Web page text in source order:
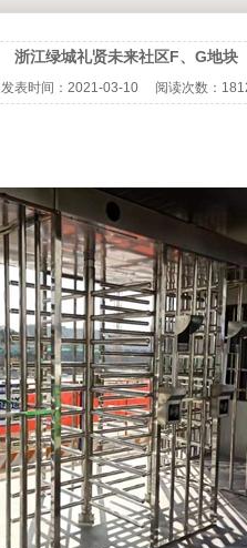
浙江绿城礼贤未来社区F、G地块
发表时间： 2021-03-10阅读次数：